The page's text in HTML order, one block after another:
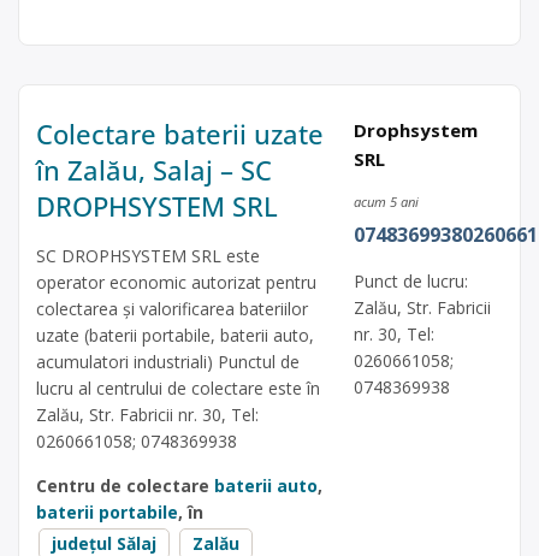
Colectare baterii uzate
în Zalău, Salaj – SC
DROPHSYSTEM SRL
SC DROPHSYSTEM SRL este
operator economic autorizat pentru
colectarea și valorificarea bateriilor
uzate (baterii portabile, baterii auto,
acumulatori industriali) Punctul de
lucru al centrului de colectare este în
Zalău, Str. Fabricii nr. 30, Tel:
0260661058; 0748369938
Centru de colectare baterii auto,
baterii portabile, în
județul Sălaj
Zalău
Drophsystem
SRL
acum 5 ani
Punct de lucru:
Zalău, Str. Fabricii
nr. 30, Tel:
0260661058;
0748369938